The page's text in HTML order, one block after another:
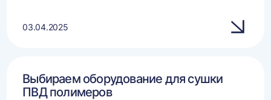
03.04.2025
Выбираем оборудование для сушки
ПВД полимеров